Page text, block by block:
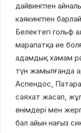
дайвингпен
каякингпен
Белектегі гольф
марапатқа ие
адамдық хамам
түн жамылғанда
Аспендос,
саяхат жасап,
өнімдері мен
бал айын нағыз